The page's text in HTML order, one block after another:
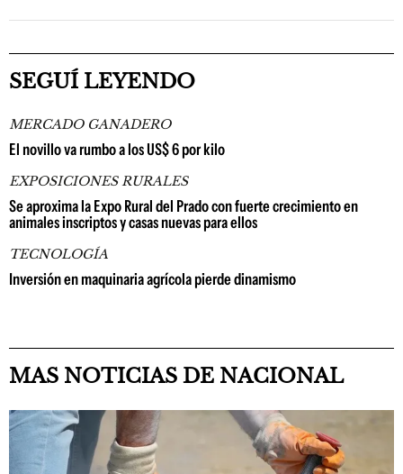
SEGUÍ LEYENDO
MERCADO GANADERO
El novillo va rumbo a los US$ 6 por kilo
EXPOSICIONES RURALES
Se aproxima la Expo Rural del Prado con fuerte crecimiento en
animales inscriptos y casas nuevas para ellos
TECNOLOGÍA
Inversión en maquinaria agrícola pierde dinamismo
MAS NOTICIAS DE NACIONAL